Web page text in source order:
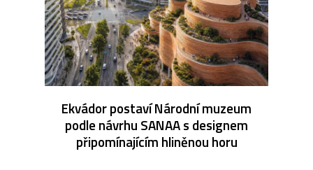
Ekvádor postaví Národní muzeum
podle návrhu SANAA s designem
připomínajícím hliněnou horu